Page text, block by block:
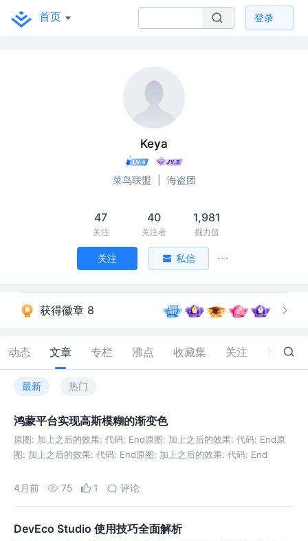
首页 登录
Keya
菜鸟联盟 海盗团
47
关注
40
关注者
1,981
掘力值
关注 私信
获得徽章 8
动态 文章 专栏 沸点 收藏集 关注 124
最新 热门
鸿蒙平台实现高斯模糊的渐变色
原图: 加上之后的效果: 代码: End原图: 加上之后的效果: 代码: End原
图: 加上之后的效果: 代码: End原图: 加上之后的效果: 代码: End
4月前 75 1 评论
DevEco Studio 使用技巧全面解析